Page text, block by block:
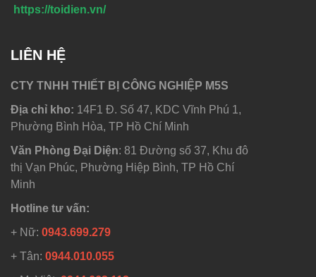
https://toidien.vn/
LIÊN HỆ
CTY TNHH THIẾT BỊ CÔNG NGHIỆP M5S
Địa chỉ kho: 14F1 Đ. Số 47, KDC Vĩnh Phú 1,
Phường Bình Hòa, TP Hồ Chí Minh
Văn Phòng Đại Diện: 81 Đường số 37, Khu đô
thị Vạn Phúc, Phường Hiệp Bình, TP Hồ Chí
Minh
Hotline tư vấn:
+ Nữ: 0943.699.279
+ Tân: 0944.010.055